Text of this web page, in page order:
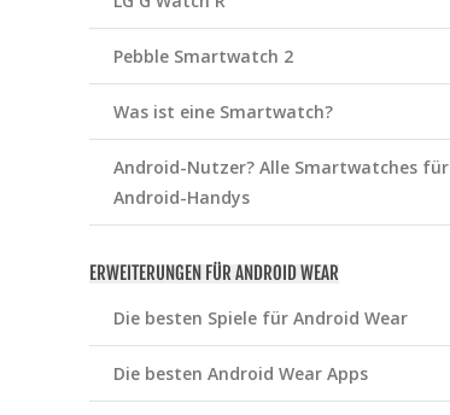
Pebble Smartwatch 2
Was ist eine Smartwatch?
Android-Nutzer? Alle Smartwatches für
Android-Handys
ERWEITERUNGEN FÜR ANDROID WEAR
Die besten Spiele für Android Wear
Die besten Android Wear Apps